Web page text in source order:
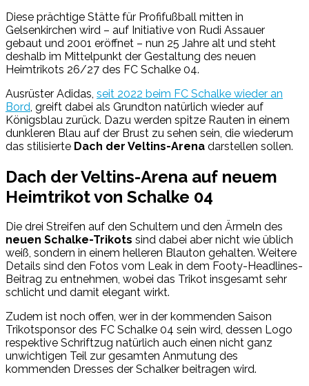
Diese prächtige Stätte für Profifußball mitten in
Gelsenkirchen wird – auf Initiative von Rudi Assauer
gebaut und 2001 eröffnet – nun 25 Jahre alt und steht
deshalb im Mittelpunkt der Gestaltung des neuen
Heimtrikots 26/27 des FC Schalke 04.
Ausrüster Adidas, seit 2022 beim FC Schalke wieder an
Bord , greift dabei als Grundton natürlich wieder auf
Königsblau zurück. Dazu werden spitze Rauten in einem
dunkleren Blau auf der Brust zu sehen sein, die wiederum
das stilisierte Dach der Veltins-Arena darstellen sollen.
Dach der Veltins-Arena auf neuem
Heimtrikot von Schalke 04
Die drei Streifen auf den Schultern und den Ärmeln des
neuen Schalke-Trikots sind dabei aber nicht wie üblich
weiß, sondern in einem helleren Blauton gehalten. Weitere
Details sind den Fotos vom Leak in dem Footy-Headlines-
Beitrag zu entnehmen, wobei das Trikot insgesamt sehr
schlicht und damit elegant wirkt.
Zudem ist noch offen, wer in der kommenden Saison
Trikotsponsor des FC Schalke 04 sein wird, dessen Logo
respektive Schriftzug natürlich auch einen nicht ganz
unwichtigen Teil zur gesamten Anmutung des
kommenden Dresses der Schalker beitragen wird.